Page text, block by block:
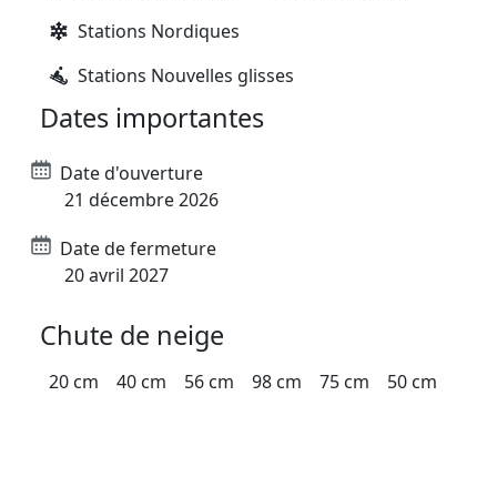
Stations Nordiques
Stations Nouvelles glisses
Dates importantes
Date d'ouverture
21 décembre 2026
Date de fermeture
20 avril 2027
Chute de neige
20 cm 40 cm 56 cm 98 cm 75 cm 50 cm